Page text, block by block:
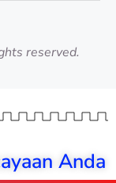
reserved.
Anda